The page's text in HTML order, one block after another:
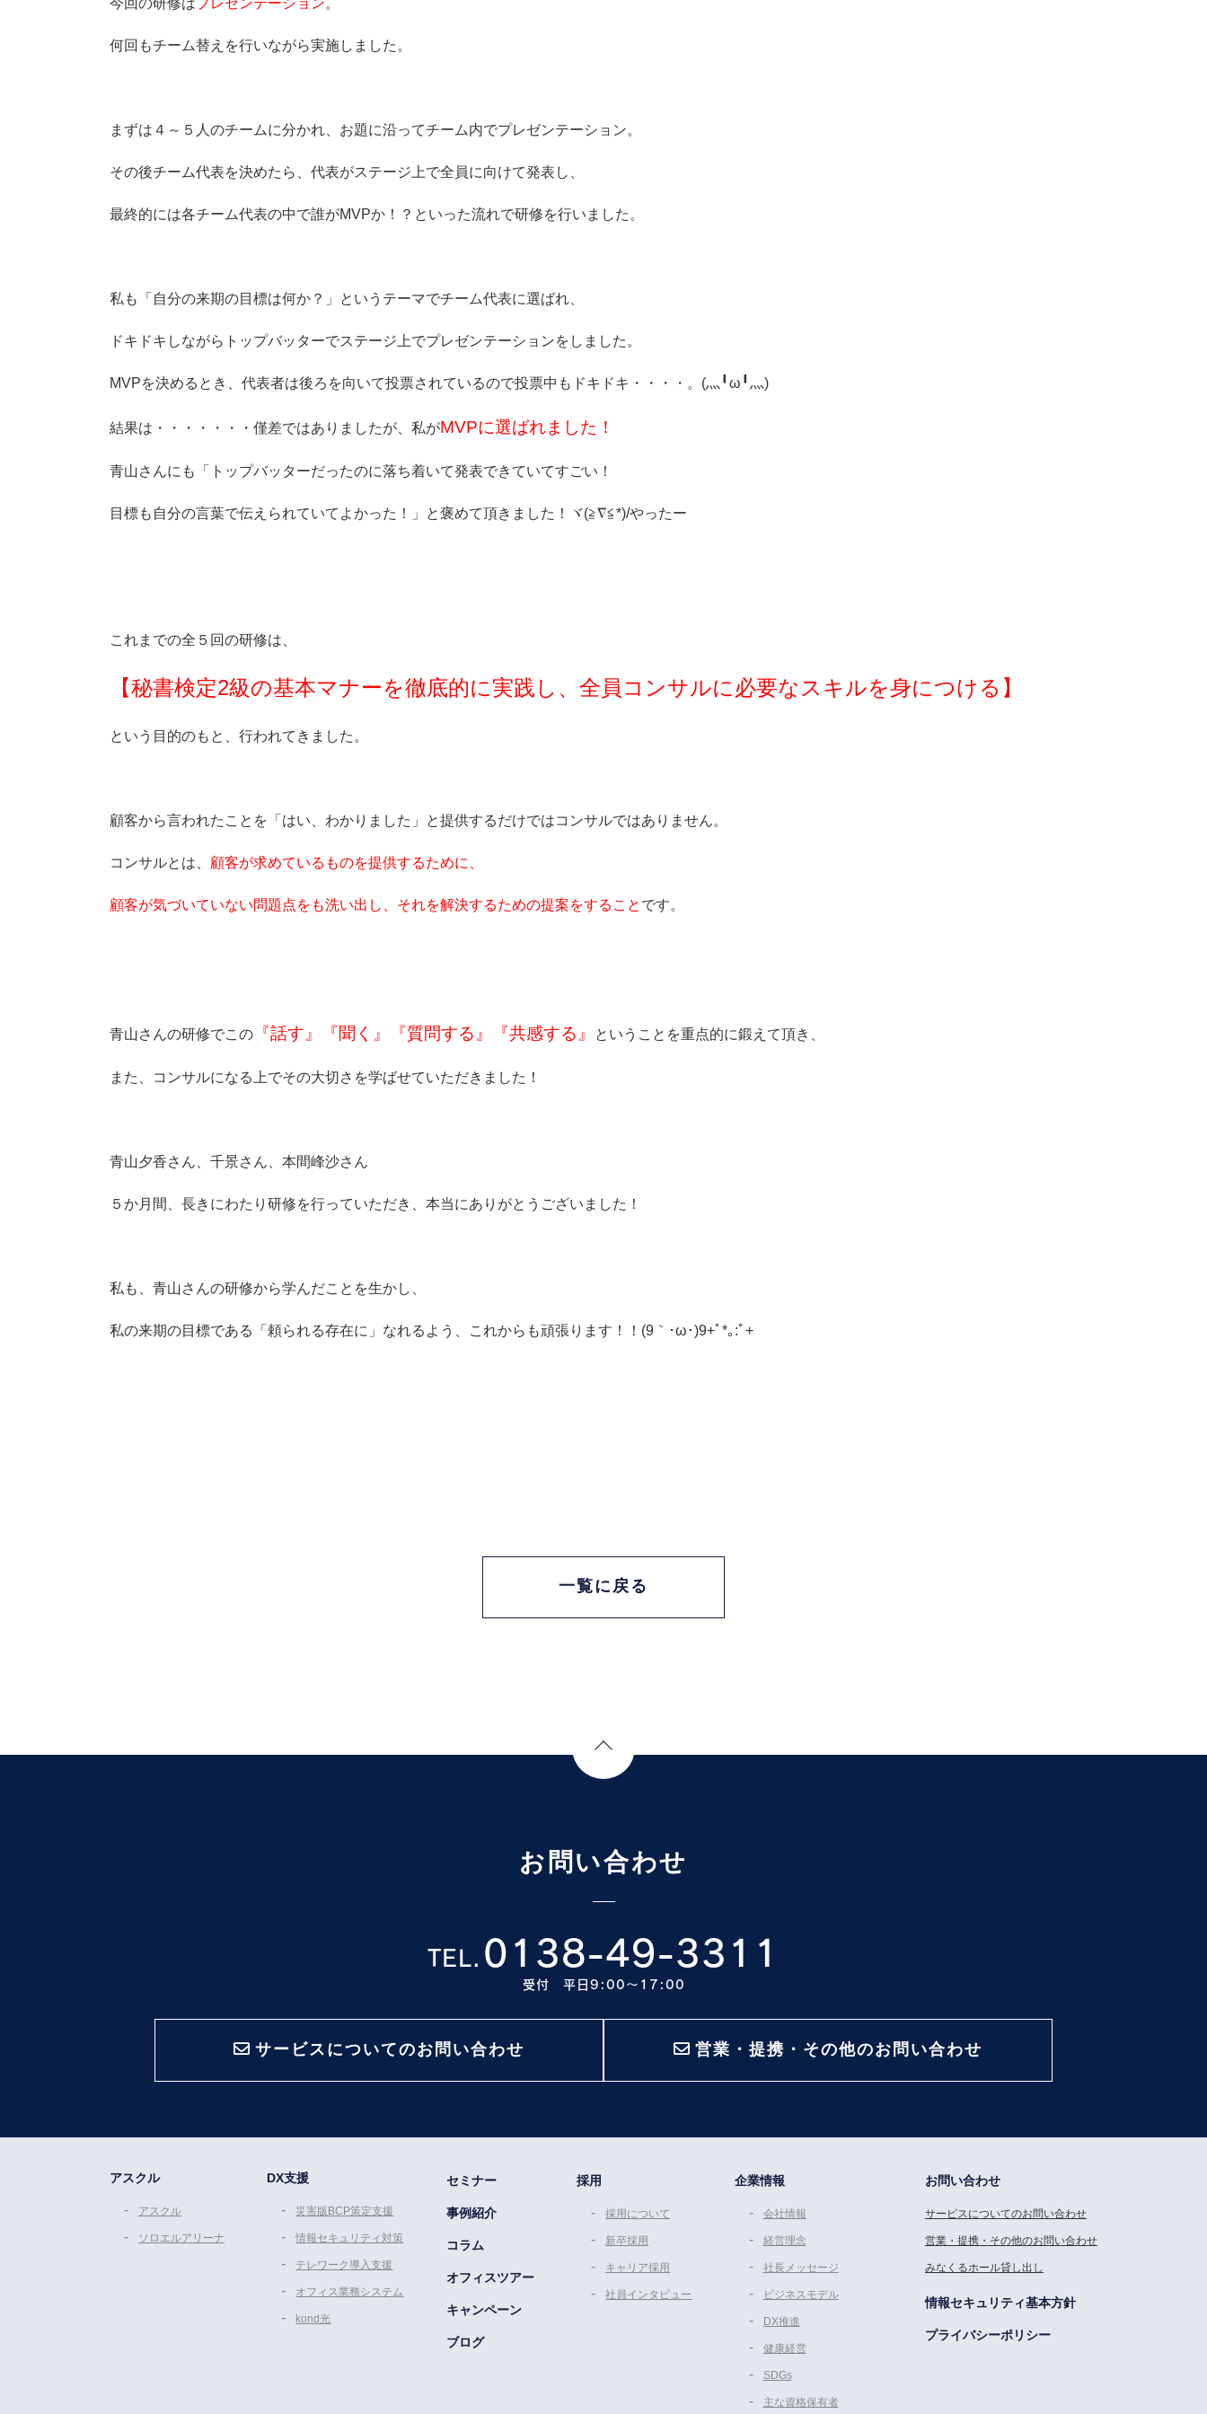
今回の研修は プレゼンテーション。
何回もチーム替えを行いながら実施しました。
まずは４～５人のチームに分かれ、お題に沿ってチーム内でプレゼンテーション。
その後チーム代表を決めたら、代表がステージ上で全員に向けて発表し、
最終的には各チーム代表の中で誰がMVPか！？といった流れで研修を行いました。
私も「自分の来期の目標は何か？」というテーマでチーム代表に選ばれ、
ドキドキしながらトップバッターでステージ上でプレゼンテーションをしました。
MVPを決めるとき、代表者は後ろを向いて投票されているので投票中もドキドキ・・・・。(灬╹ω╹灬)
結果は・・・・・・・僅差ではありましたが、私がMVPに選ばれました！
青山さんにも「トップバッターだったのに落ち着いて発表できていてすごい！
目標も自分の言葉で伝えられていてよかった！」と褒めて頂きました！ヾ(≧∇≦*)/やったー
これまでの全５回の研修は、
【秘書検定2級の基本マナーを徹底的に実践し、全員コンサルに必要なスキルを身につける】
という目的のもと、行われてきました。
顧客から言われたことを「はい、わかりました」と提供するだけではコンサルではありません。
コンサルとは、 顧客が求めているものを提供するために、
顧客が気づいていない問題点をも洗い出し、それを解決するための提案をすること です。
青山さんの研修でこの 『話す』『聞く』『質問する』『共感する』 ということを重点的に鍛えて頂き、
また、コンサルになる上でその大切さを学ばせていただきました！
青山夕香さん、千景さん、本間峰沙さん
５か月間、長きにわたり研修を行っていただき、本当にありがとうございました！
私も、青山さんの研修から学んだことを生かし、
私の来期の目標である「頼られる存在に」なれるよう、これからも頑張ります！！(9｀･ω･)9+ﾟ*｡:ﾟ+
一覧に戻る
お問い合わせ
TEL. 0138-49-3311
受付 平日9:00〜17:00
サービスについてのお問い合わせ 営業・提携・その他のお問い合わせ
アスクル
アスクル
ソロエルアリーナ
DX支援
災害版BCP策定支援
情報セキュリティ対策
テレワーク導入支援
オフィス業務システム
kond光
セミナー
事例紹介
コラム
オフィスツアー
キャンペーン
ブログ
採用
採用について
新卒採用
キャリア採用
社員インタビュー
企業情報
会社情報
経営理念
社長メッセージ
ビジネスモデル
DX推進
健康経営
SDGs
主な資格保有者
お問い合わせ
サービスについてのお問い合わせ
営業・提携・その他のお問い合わせ
みなくるホール貸し出し
情報セキュリティ基本方針
プライバシーポリシー